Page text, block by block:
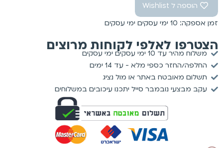
הוספה ל Wishlist
זמן אספקה: 10 ימי עסקים ימי עסקים
הצטרפו לאלפי לקוחות מרוצים
משלוח מהיר עד 10 ימי עסקים ימי עסקים
החלפה/החזר כספי מלא - עד 14 ימים
תשלום מאובטח באתר או מול נציג
עקב מבצעי נובמבר סייל יתכנו עיכובים במשלוחים